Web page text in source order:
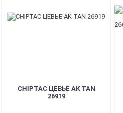
CHIPTAC ЦЕВЬЕ AK TAN
26919